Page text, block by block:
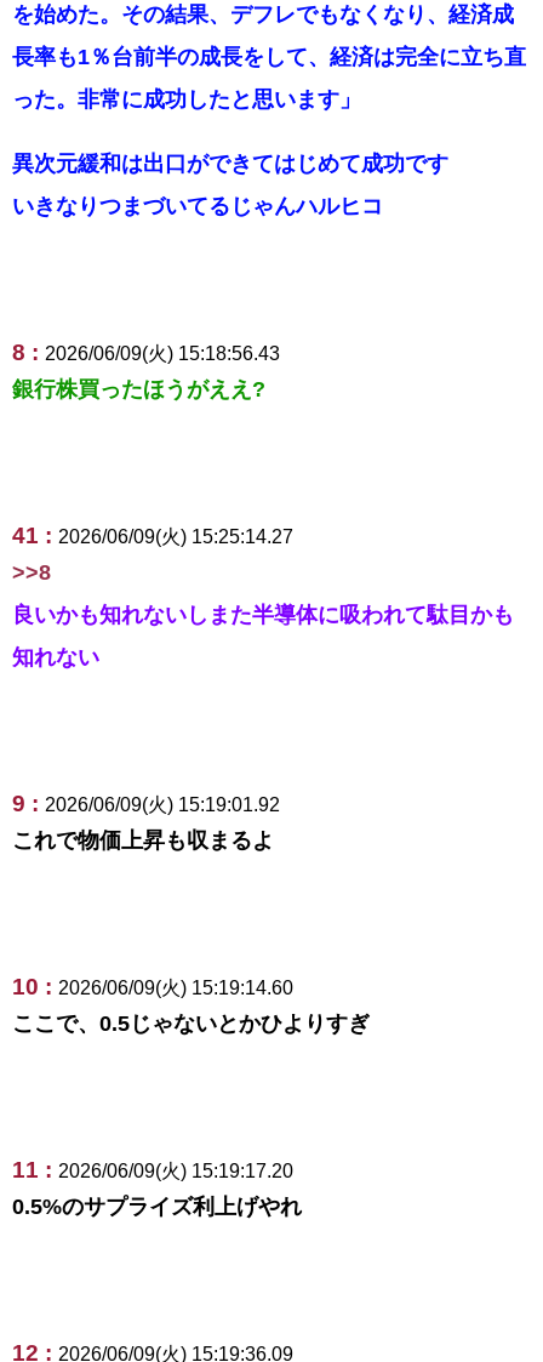
を始めた。その結果、デフレでもなくなり、経済成
長率も1％台前半の成長をして、経済は完全に立ち直
った。非常に成功したと思います」
異次元緩和は出口ができてはじめて成功です
いきなりつまづいてるじゃんハルヒコ
8 : 2026/06/09(火) 15:18:56.43
銀行株買ったほうがええ?
41 : 2026/06/09(火) 15:25:14.27
>>8
良いかも知れないしまた半導体に吸われて駄目かも
知れない
9 : 2026/06/09(火) 15:19:01.92
これで物価上昇も収まるよ
10 : 2026/06/09(火) 15:19:14.60
ここで、0.5じゃないとかひよりすぎ
11 : 2026/06/09(火) 15:19:17.20
0.5%のサプライズ利上げやれ
12 : 2026/06/09(火) 15:19:36.09